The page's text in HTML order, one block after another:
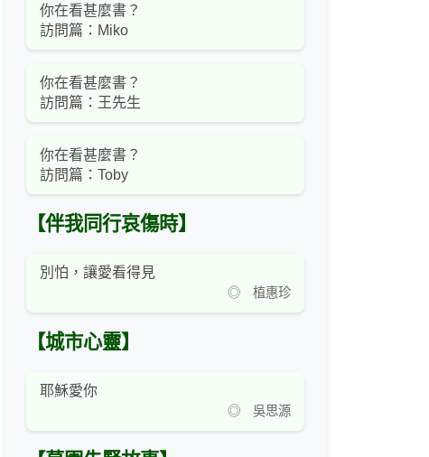
你在看甚麼書？
訪問篇：Miko
你在看甚麼書？
訪問篇：王先生
你在看甚麼書？
訪問篇：Toby
【伴我同行哀傷時】
別怕，讓愛看得見
◎ 植惠珍
【城市心靈】
耶穌愛你
◎ 吳思源